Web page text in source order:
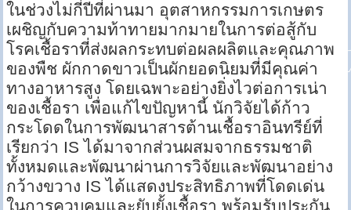
ในช่วงไม่กี่ปีที่ผ่านมา อุตสาหกรรมการเกษตร
เผชิญกับความท้าทายมากมายในการต่อสู้กับ
โรคเชื้อราที่ส่งผลกระทบต่อผลผลิตและคุณภาพ
ของพืช ผักกาดขาวเป็นผักยอดนิยมที่มีคุณค่า
ทางอาหารสูง โดยเฉพาะอย่างยิ่งไวต่อการเน่า
ของเชื้อรา เพื่อแก้ไขปัญหานี้ นักวิจัยได้ก้าว
กระโดดในการพัฒนาสารต้านเชื้อราอินทรีย์ที่
เรียกว่า IS ได้มาจากส่วนผสมจากธรรมชาติ
ทั้งหมดและพัฒนาผ่านการวิจัยและพัฒนาอย่าง
กว้างขวาง IS ได้แสดงประสิทธิภาพที่โดดเด่น
ในการควบคุมและยับยั้งเชื้อรา พร้อมรับประกัน